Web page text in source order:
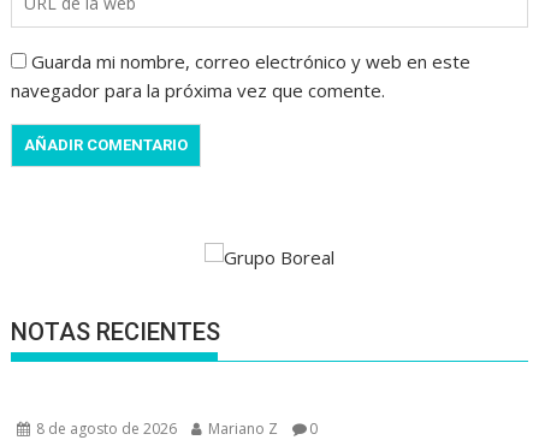
Guarda mi nombre, correo electrónico y web en este
navegador para la próxima vez que comente.
NOTAS RECIENTES
8 de agosto de 2026 Mariano Z 0